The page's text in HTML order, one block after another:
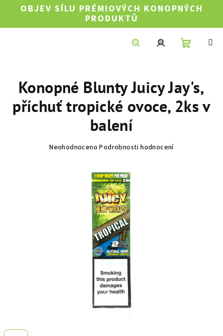
OBJEV SÍLU PRÉMIOVÝCH KONOPNÝCH
PRODUKTŮ
košík
Konopné Blunty Juicy Jay's,
příchuť tropické ovoce, 2ks v
balení
Průměrné
Neohodnoceno Podrobnosti hodnocení